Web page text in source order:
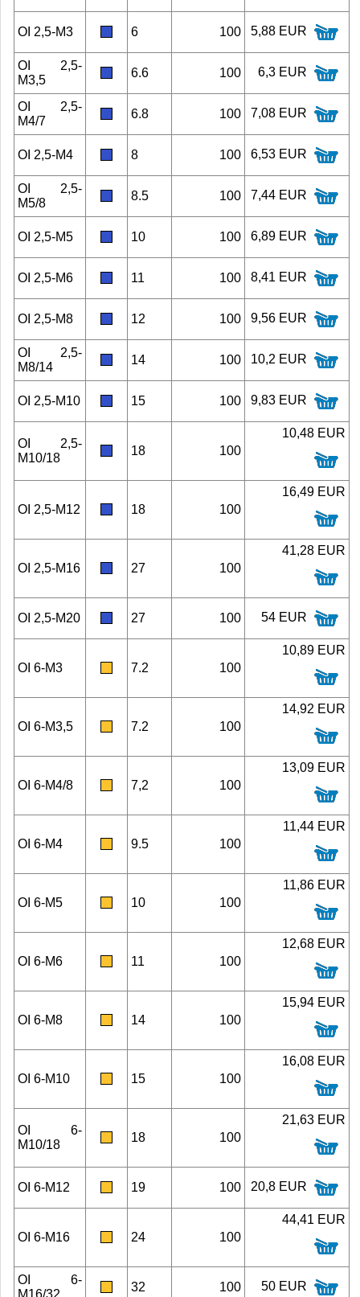
OI 2,5-M3 6 100 5,88 EUR
OI 2,5-
M3,5
6.6 100 6,3 EUR
OI 2,5-
M4/7
6.8 100 7,08 EUR
OI 2,5-M4 8 100 6,53 EUR
OI 2,5-
M5/8
8.5 100 7,44 EUR
OI 2,5-M5 10 100 6,89 EUR
OI 2,5-M6 11 100 8,41 EUR
OI 2,5-M8 12 100 9,56 EUR
OI 2,5-
M8/14
14 100 10,2 EUR
OI 2,5-M10 15 100 9,83 EUR
OI 2,5-
M10/18
18 100
10,48 EUR
OI 2,5-M12 18 100
16,49 EUR
OI 2,5-M16 27 100
41,28 EUR
OI 2,5-M20 27 100 54 EUR
OI 6-M3 7.2 100
10,89 EUR
OI 6-M3,5 7.2 100
14,92 EUR
OI 6-M4/8 7,2 100
13,09 EUR
OI 6-M4 9.5 100
11,44 EUR
OI 6-M5 10 100
11,86 EUR
OI 6-M6 11 100
12,68 EUR
OI 6-M8 14 100
15,94 EUR
OI 6-M10 15 100
16,08 EUR
OI 6-
M10/18
18 100
21,63 EUR
OI 6-M12 19 100 20,8 EUR
OI 6-M16 24 100
44,41 EUR
OI 6-
M16/32
32 100 50 EUR